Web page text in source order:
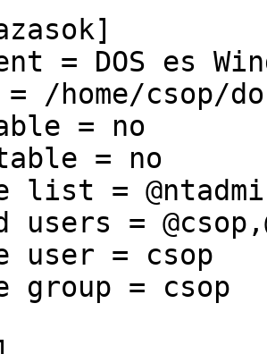
= DOS es
/home/csop/
= no
= no
=
=
= csop
= csop